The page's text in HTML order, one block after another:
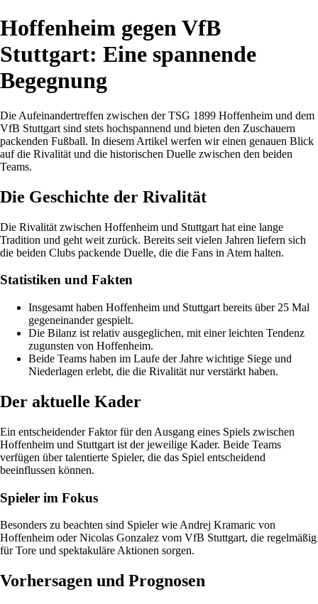
Hoffenheim gegen VfB
Stuttgart: Eine spannende
Begegnung
Die Aufeinandertreffen zwischen der TSG 1899 Hoffenheim und dem
VfB Stuttgart sind stets hochspannend und bieten den Zuschauern
packenden Fußball. In diesem Artikel werfen wir einen genauen Blick
auf die Rivalität und die historischen Duelle zwischen den beiden
Teams.
Die Geschichte der Rivalität
Die Rivalität zwischen Hoffenheim und Stuttgart hat eine lange
Tradition und geht weit zurück. Bereits seit vielen Jahren liefern sich
die beiden Clubs packende Duelle, die die Fans in Atem halten.
Statistiken und Fakten
Insgesamt haben Hoffenheim und Stuttgart bereits über 25 Mal
gegeneinander gespielt.
Die Bilanz ist relativ ausgeglichen, mit einer leichten Tendenz
zugunsten von Hoffenheim.
Beide Teams haben im Laufe der Jahre wichtige Siege und
Niederlagen erlebt, die die Rivalität nur verstärkt haben.
Der aktuelle Kader
Ein entscheidender Faktor für den Ausgang eines Spiels zwischen
Hoffenheim und Stuttgart ist der jeweilige Kader. Beide Teams
verfügen über talentierte Spieler, die das Spiel entscheidend
beeinflussen können.
Spieler im Fokus
Besonders zu beachten sind Spieler wie Andrej Kramaric von
Hoffenheim oder Nicolas Gonzalez vom VfB Stuttgart, die regelmäßig
für Tore und spektakuläre Aktionen sorgen.
Vorhersagen und Prognosen